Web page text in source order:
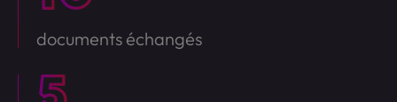
documents échangés